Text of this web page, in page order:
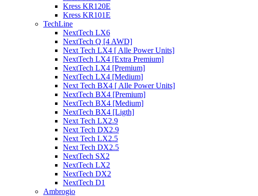
Kress KR120E
Kress KR101E
TechLine
NextTech LX6
NextTech Q [4 AWD]
Next Tech LX4 [ Alle Power Units]
NextTech LX4 [Extra Premium]
NextTech LX4 [Premium]
NextTech LX4 [Medium]
Next Tech BX4 [ Alle Power Units]
NextTech BX4 [Premium]
NextTech BX4 [Medium]
NextTech BX4 [Ligth]
Next Tech LX2.9
Next Tech DX2.9
Next Tech LX2.5
Next Tech DX2.5
NextTech SX2
NextTech LX2
NextTech DX2
NextTech D1
Ambrogio